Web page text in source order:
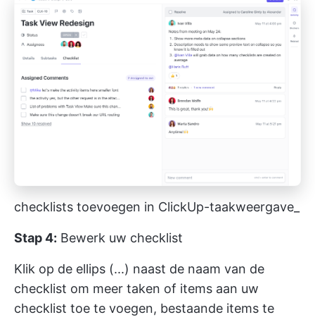
checklists toevoegen in ClickUp-taakweergave_
Stap 4: Bewerk uw checklist
Klik op de ellips (...) naast de naam van de
checklist om meer taken of items aan uw
checklist toe te voegen, bestaande items te